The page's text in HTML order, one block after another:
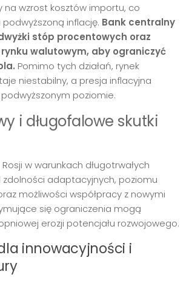
na wzrost kosztów importu, co
podwyższoną inflację. Bank centralny
stóp procentowych oraz
walutowym, aby ograniczyć
Pomimo tych działań, rynek
niestabilny, a presja inflacyjna
poziomie.
i długofalowe skutki
w warunkach długotrwałych
zdolności adaptacyjnych, poziomu
możliwości współpracy z nowymi
się ograniczenia mogą
erozji potencjału rozwojowego.
innowacyjności i